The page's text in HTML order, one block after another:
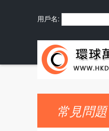
用戶名:
常見問題